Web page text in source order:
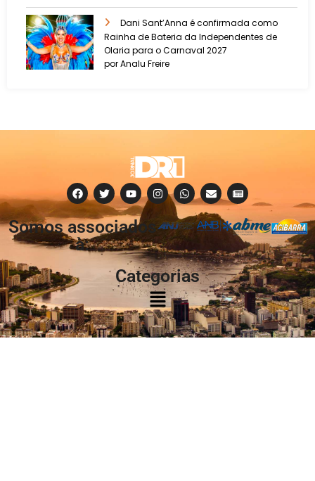
Dani Sant’Anna é confirmada como
Rainha de Bateria da Independentes de
Olaria para o Carnaval 2027
por Analu Freire
Somos associados
à:
Categorias